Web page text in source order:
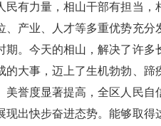
民有力量，相山干部有担当
、产业、人才等多重优势充
期。今天的相山，解决了许
的大事，迈上了生机勃勃、
美誉度显著提高，全区人民
现出快步奋进态势。能够取